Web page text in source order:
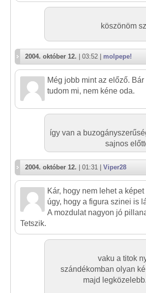
köszönöm
2004. október 12. | 03:52 | molpepe!
Még jobb mint az előző.
tudom mi, nem kéne oda.
így van a
sajnos
2004. október 12. | 01:31 | Viper28
Kár, hogy nem lehet a
úgy, hogy a figura szinei is
A mozdulat nagyon jó
Tetszik.
vaku a titok
szándékomban olyan
majd